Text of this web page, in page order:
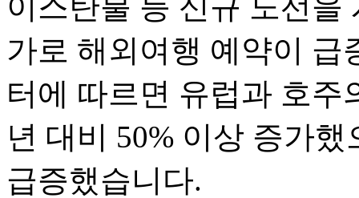
가로 해외여행 예약이 급
터에 따르면 유럽과 호주
년 대비 50% 이상 증가
급증했습니다.